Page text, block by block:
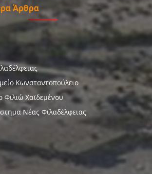
Άρθρα
Κωνσταντοπούλειο
Φιλιώ Χαϊδεμένου
Νέας Φιλαδέλφειας